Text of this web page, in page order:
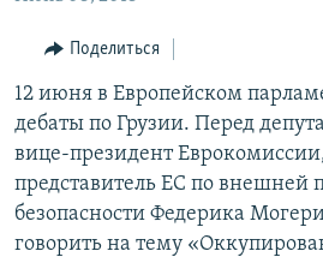
Вернутся
поиску
ВЕСЬ КАВКАЗ
СЕВЕРНЫЙ КАВКАЗ
АРМЕНИЯ
АЗЕРБАЙДЖАН
ТЕМЫ
ПОЛИТИКА
ЭКОНОМИКА
ОБЩЕСТВО
КУЛЬТУРА
РУБРИКИ
НЕКРУГЛЫЙ СТОЛ
ГОСТЬ НЕДЕЛИ
ПОЗИЦИЯ
МУЛЬТИМЕДИА
ВИДЕО
ФОТО
АУДИО
ПОДКАСТЫ
ПРИСОЕДИНЯЙТЕСЬ!
Поделиться
12 июня в Европейском
дебаты по Грузии. Перед
вице-президент
представитель ЕС по внешней
безопасности Федерика
говорить на тему